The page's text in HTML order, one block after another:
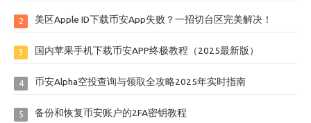
2 美区Apple ID下载币安App失败？一招切台区完美解决！
3 国内苹果手机下载币安APP终极教程（2025最新版）
4 币安Alpha空投查询与领取全攻略2025年实时指南
5 备份和恢复币安账户的2FA密钥教程